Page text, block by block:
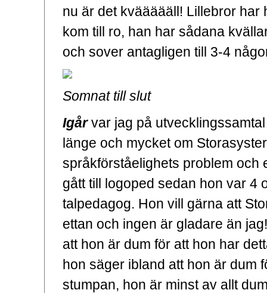
nu är det kväääääll! Lillebror har
kom till ro, han har sådana
och sover antagligen till 3-4
Somnat till slut
Igårvar jag på
länge och mycket om
språkförståelighets problem och
gått till logoped sedan hon var 4
talpedagog. Hon vill gärna att
ettan och ingen är gladare än
att hon är dum för att hon har
hon säger ibland att hon är dum
stumpan, hon är minst av allt